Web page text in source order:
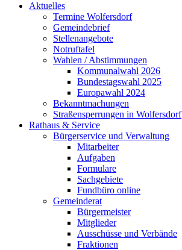
Aktuelles
Termine Wolfersdorf
Gemeindebrief
Stellenangebote
Notruftafel
Wahlen / Abstimmungen
Kommunalwahl 2026
Bundestagswahl 2025
Europawahl 2024
Bekanntmachungen
Straßensperrungen in Wolfersdorf
Rathaus & Service
Bürgerservice und Verwaltung
Mitarbeiter
Aufgaben
Formulare
Sachgebiete
Fundbüro online
Gemeinderat
Bürgermeister
Mitglieder
Ausschüsse und Verbände
Fraktionen